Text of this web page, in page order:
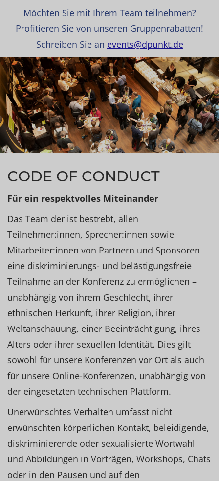
Möchten Sie mit Ihrem Team teilnehmen?
Profitieren Sie von unseren Gruppenrabatten!
Schreiben Sie an events@dpunkt.de
CODE OF CONDUCT
Für ein respektvolles Miteinander
Das Team der ist bestrebt, allen
Teilnehmer:innen, Sprecher:innen sowie
Mitarbeiter:innen von Partnern und Sponsoren
eine diskriminierungs- und belästigungsfreie
Teilnahme an der Konferenz zu ermöglichen –
unabhängig von ihrem Geschlecht, ihrer
ethnischen Herkunft, ihrer Religion, ihrer
Weltanschauung, einer Beeinträchtigung, ihres
Alters oder ihrer sexuellen Identität. Dies gilt
sowohl für unsere Konferenzen vor Ort als auch
für unsere Online-Konferenzen, unabhängig von
der eingesetzten technischen Plattform.
Unerwünschtes Verhalten umfasst nicht
erwünschten körperlichen Kontakt, beleidigende,
diskriminierende oder sexualisierte Wortwahl
und Abbildungen in Vorträgen, Workshops, Chats
oder in den Pausen und auf den